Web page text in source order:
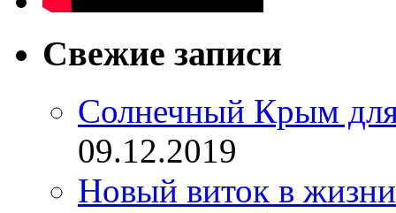
Свежие записи
Солнечный Крым
09.12.2019
Новый виток в жизни